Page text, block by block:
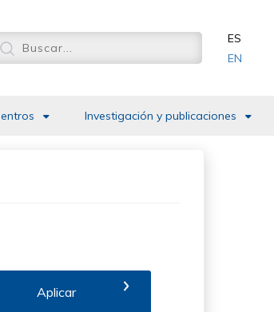
ES
EN
Investigación y publicaciones